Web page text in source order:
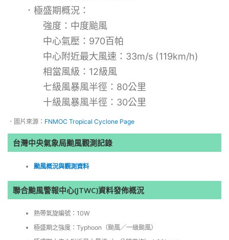
．極盛期概況：
強度：中度颱風
中心氣壓：970百帕
中心附近最大風速：33m/s (119km/h)
相當風級：12級風
七級風暴風半徑：80公里
十級風暴風半徑：30公里
．圖片來源： FNMOC Tropical Cyclone Page
台灣中央氣象局颱風觀測記錄
颱風概況與觀測資料
聯合颱風警報中心(JTWC)資料發佈概況
熱帶氣旋編號：10W
極盛期之強度：Typhoon（颱風／一級颱風）